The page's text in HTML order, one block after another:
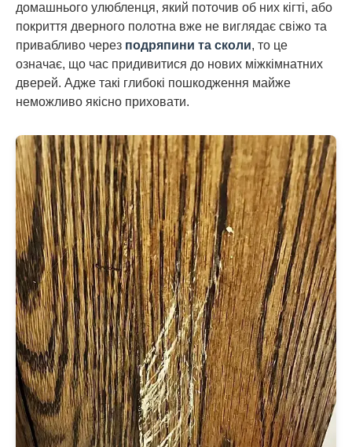
домашнього улюбленця, який поточив об них кігті, або
покриття дверного полотна вже не виглядає свіжо та
привабливо через подряпини та сколи, то це
означає, що час придивитися до нових міжкімнатних
дверей. Адже такі глибокі пошкодження майже
неможливо якісно приховати.